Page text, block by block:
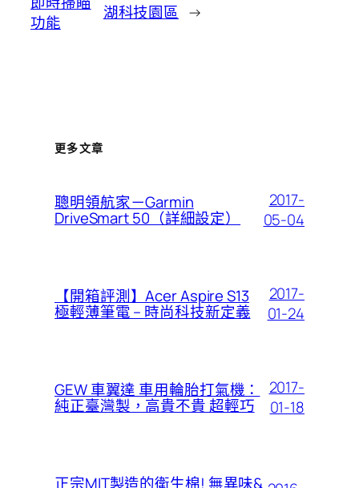
功能
湖科技園區 →
更多文章
聰明領航家－Garmin
DriveSmart 50（詳細設定）
2017-
05-04
【開箱評測】Acer Aspire S13
極輕薄筆電 – 時尚科技新定義
2017-
01-24
GEW 車翼達 車用輪胎打氣機：
純正臺灣製，高貴不貴 超輕巧
2017-
01-18
正宗MIT製造的衛生棉! 無異味&